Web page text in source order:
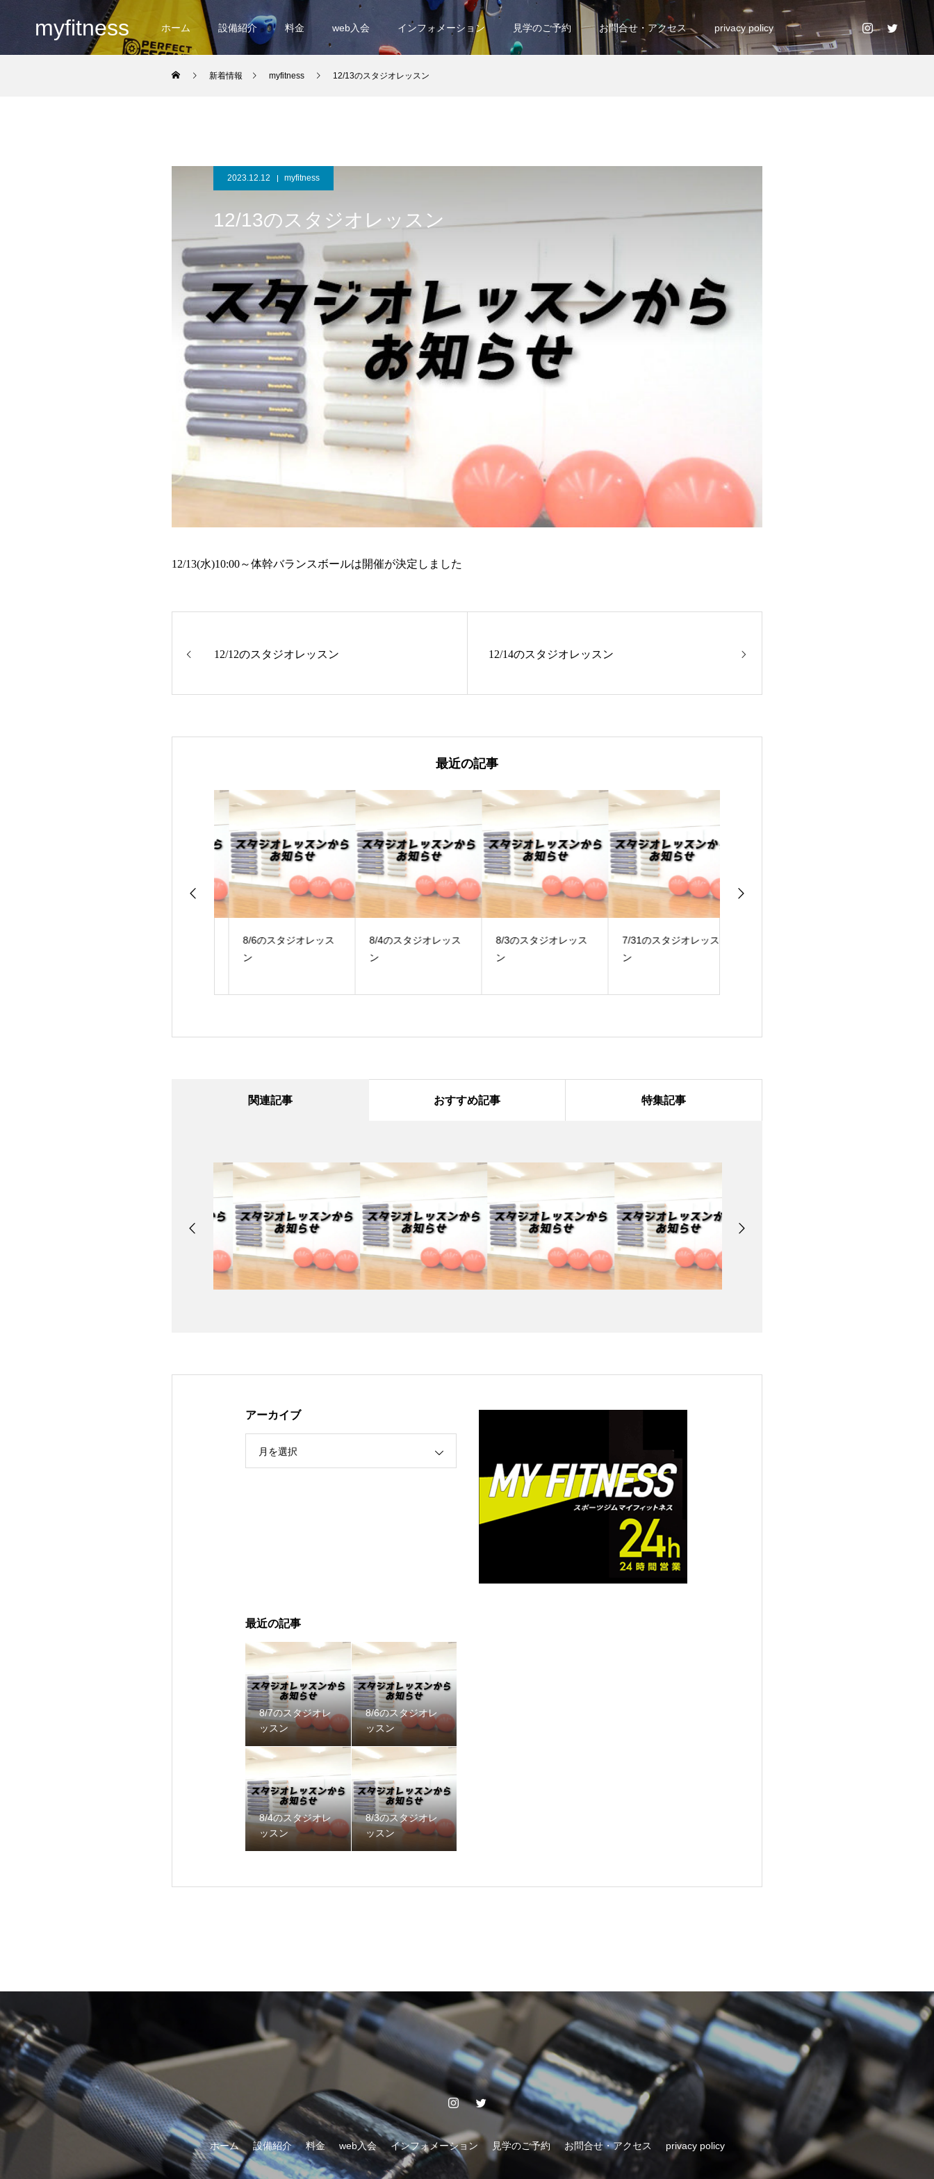
myfitness ホーム 設備紹介 料金 web入会 インフォメーション 見学のご予約 お問合せ・アクセス privacy policy
新着情報 myfitness 12/13のスタジオレッスン
2023.12.12 myfitness
12/13のスタジオレッスン
12/13(水)10:00～体幹バランスボールは開催が決定しました
12/12のスタジオレッスン 12/14のスタジオレッスン
最近の記事
8/6のスタジオレッス
8/4のスタジオレッス
8/3のスタジオレッス
7/31のスタジオレッス
関連記事 おすすめ記事 特集記事
アーカイブ
月を選択
最近の記事
8/7のスタジオレ
ッスン
8/6のスタジオレ
ッスン
8/4のスタジオレ
ッスン
8/3のスタジオレ
ッスン
ホーム 設備紹介 料金 web入会 インフォメーション 見学のご予約 お問合せ・アクセス privacy policy